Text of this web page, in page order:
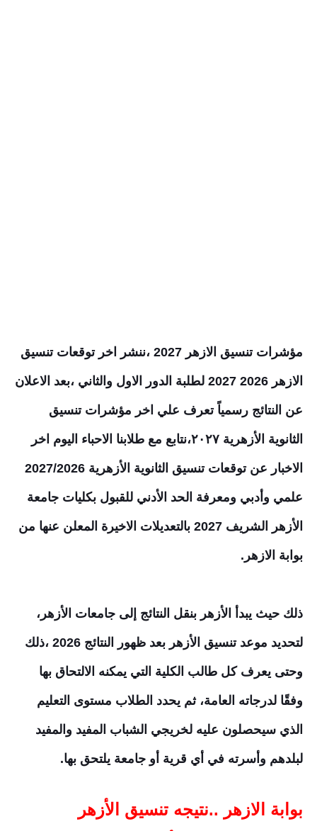
مؤشرات تنسيق الازهر 2027 ،ننشر اخر توقعات تنسيق
الازهر 2026 2027 لطلبة الدور الاول و الثاني ،بعد الاعلان
عن النتائج رسمياً تعرف علي اخر مؤشرات تنسيق
الثانوية الأزهرية ٢٠٢٧،نتابع مع طلابنا الاحباء اليوم اخر
الاخبار عن توقعات تنسيق الثانوية الأزهرية 2027/2026
علمي وأدبي ومعرفة الحد الأدني للقبول بكليات جامعة
الأزهر الشريف 2027 بالتعديلات الاخيرة المعلن عنها من
بوابة الازهر.
ذلك حيث يبدأ الأزهر بنقل النتائج إلى جامعات الأزهر،
لتحديد موعد تنسيق الأزهر بعد ظهور النتائج 2026 ،ذلك
وحتى يعرف كل طالب الكلية التي يمكنه الالتحاق بها
وفقًا لدرجاته العامة، ثم يحدد الطلاب مستوى التعليم
الذي سيحصلون عليه لخريجي الشباب المفيد والمفيد
لبلدهم وأسرته في أي قرية أو جامعة يلتحق بها.
بوابة الازهر ..نتيجه تنسيق الأزهر